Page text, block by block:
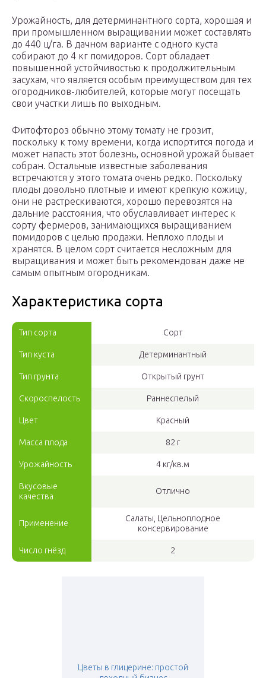
Урожайность, для детерминантного сорта, хорошая и
при промышленном выращивании может составлять
до 440 ц/га. В дачном варианте с одного куста
собирают до 4 кг помидоров. Сорт обладает
повышенной устойчивостью к продолжительным
засухам, что является особым преимуществом для тех
огородников-любителей, которые могут посещать
свои участки лишь по выходным.
Фитофтороз обычно этому томату не грозит,
поскольку к тому времени, когда испортится погода и
может напасть этот болезнь, основной урожай бывает
собран. Остальные известные заболевания
встречаются у этого томата очень редко. Поскольку
плоды довольно плотные и имеют крепкую кожицу,
они не растрескиваются, хорошо перевозятся на
дальние расстояния, что обуславливает интерес к
сорту фермеров, занимающихся выращиванием
помидоров с целью продажи. Неплохо плоды и
хранятся. В целом сорт считается несложным для
выращивания и может быть рекомендован даже не
самым опытным огородникам.
Характеристика сорта
Тип сорта Сорт
Тип куста Детерминантный
Тип грунта Открытый грунт
Скороспелость Раннеспелый
Цвет Красный
Масса плода 82 г
Урожайность 4 кг/кв.м
Вкусовые
качества
Отлично
Применение
Салаты, Цельноплодное
консервирование
Число гнёзд 2
Цветы в глицерине: простой